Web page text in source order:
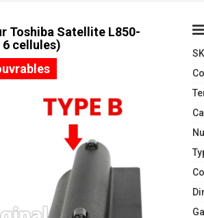
Toshiba Satellite L850-
6 cellules)